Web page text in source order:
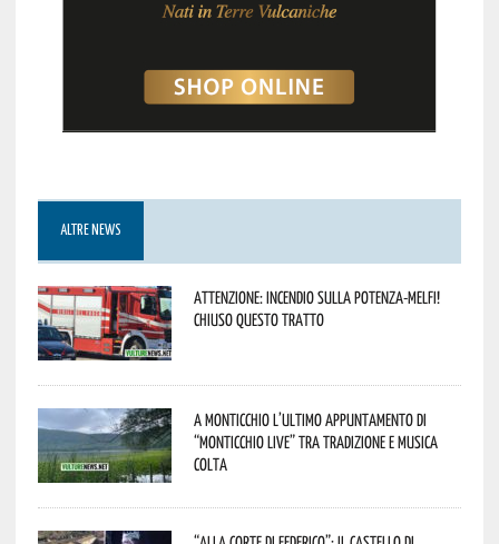
ALTRE NEWS
Attenzione: incendio sulla Potenza-Melfi!
Chiuso questo tratto
A Monticchio l’ultimo appuntamento di
“Monticchio Live” tra tradizione e musica
colta